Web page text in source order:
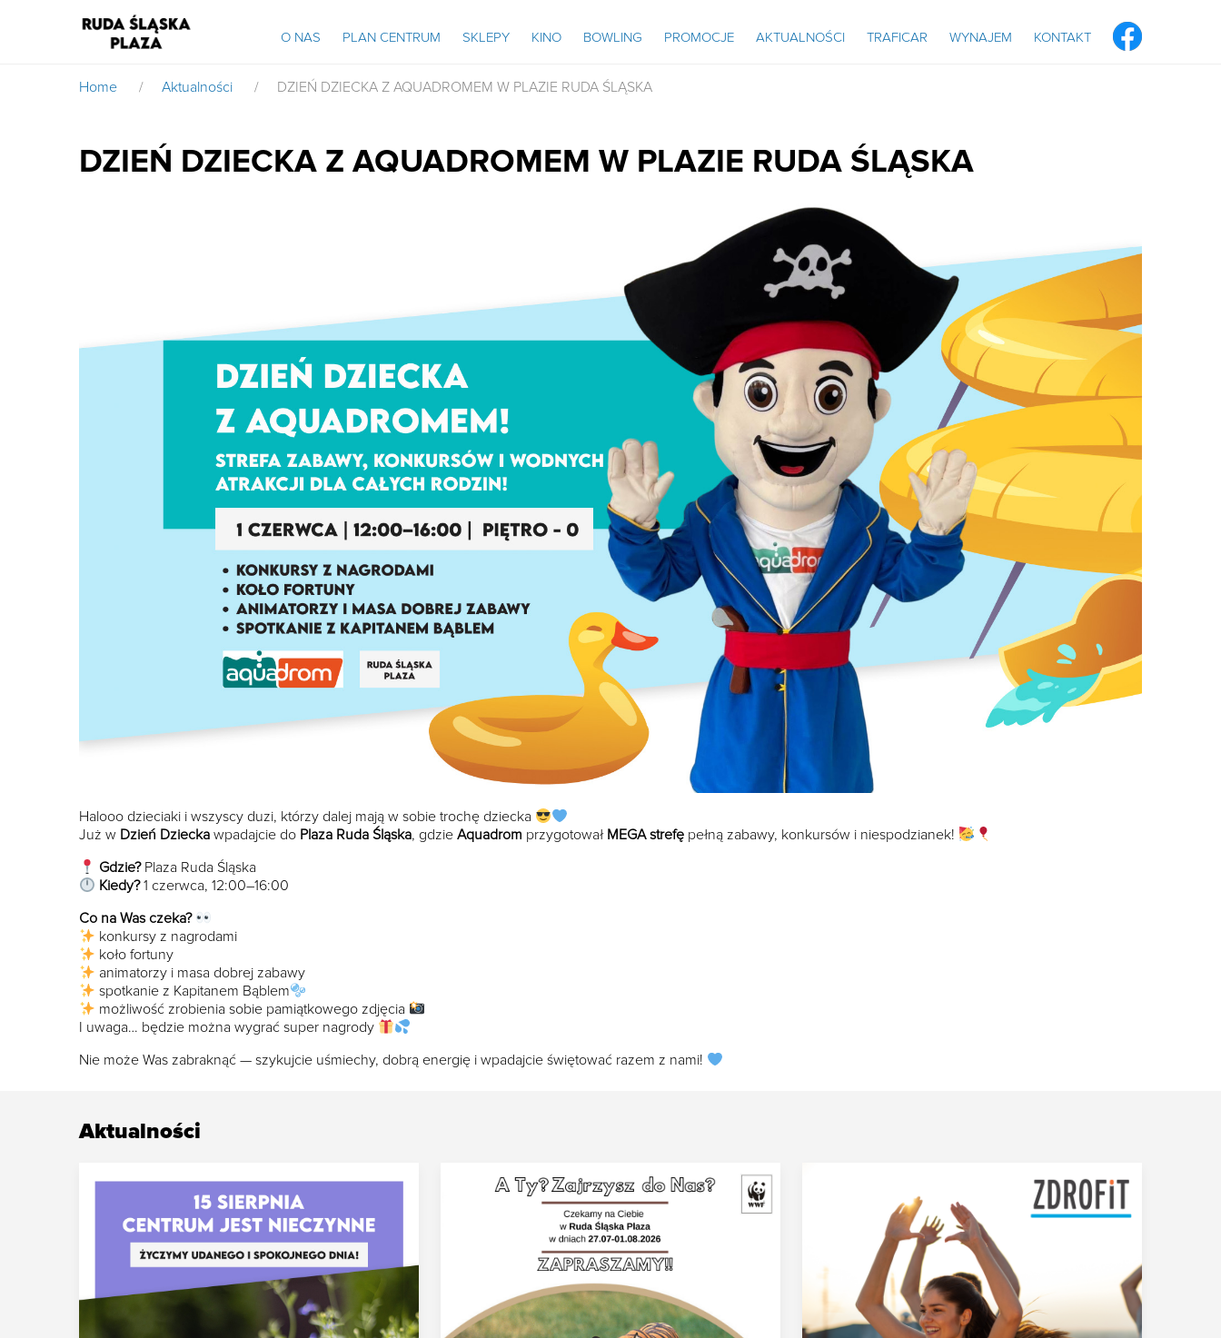
O NAS PLAN CENTRUM SKLEPY KINO BOWLING PROMOCJE AKTUALNOŚCI TRAFICAR WYNAJEM KONTAKT
Home / Aktualności / DZIEŃ DZIECKA Z AQUADROMEM W PLAZIE RUDA ŚLĄSKA
DZIEŃ DZIECKA Z AQUADROMEM W PLAZIE RUDA ŚLĄSKA
Halooo dzieciaki i wszyscy duzi, którzy dalej mają w sobie trochę dziecka
Już w Dzień Dziecka wpadajcie do Plaza Ruda Śląska, gdzie Aquadrom przygotował MEGA strefę pełną zabawy, konkursów i niespodzianek!
Gdzie?Plaza Ruda Śląska
Kiedy?1 czerwca, 12:00–16:00
Co na Was czeka?
konkursy z nagrodami
koło fortuny
animatorzy i masa dobrej zabawy
spotkanie z Kapitanem Bąblem
możliwość zrobienia sobie pamiątkowego zdjęcia
I uwaga… będzie można wygrać super nagrody
Nie może Was zabraknąć — szykujcie uśmiechy, dobrą energię i wpadajcie świętować razem z nami!
Aktualności